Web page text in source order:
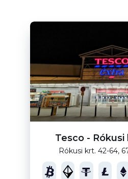
Tesco -
Rókusi krt. 42-64,